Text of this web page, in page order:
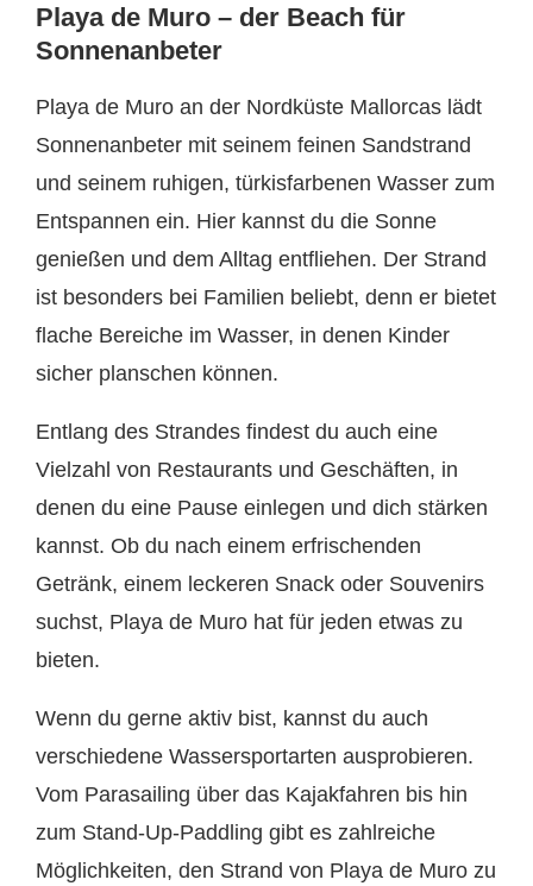
Playa de Muro – der Beach für
Sonnenanbeter
Playa de Muro an der Nordküste Mallorcas lädt
Sonnenanbeter mit seinem feinen Sandstrand
und seinem ruhigen, türkisfarbenen Wasser zum
Entspannen ein. Hier kannst du die Sonne
genießen und dem Alltag entfliehen. Der Strand
ist besonders bei Familien beliebt, denn er bietet
flache Bereiche im Wasser, in denen Kinder
sicher planschen können.
Entlang des Strandes findest du auch eine
Vielzahl von Restaurants und Geschäften, in
denen du eine Pause einlegen und dich stärken
kannst. Ob du nach einem erfrischenden
Getränk, einem leckeren Snack oder Souvenirs
suchst, Playa de Muro hat für jeden etwas zu
bieten.
Wenn du gerne aktiv bist, kannst du auch
verschiedene Wassersportarten ausprobieren.
Vom Parasailing über das Kajakfahren bis hin
zum Stand-Up-Paddling gibt es zahlreiche
Möglichkeiten, den Strand von Playa de Muro zu